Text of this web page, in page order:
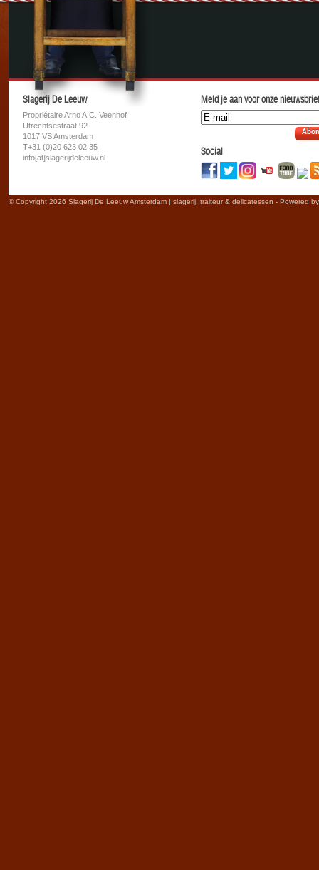
Slagerij De Leeuw
Propriétaire Arno A.C. Veenhof
Utrechtsestraat 92
1017 VS Amsterdam
T+31 (0)20 623 02 35
info[at]slagerijdeleeuw.nl
Meld je aan voor onze
Social
© Copyright 2026 Slagerij De Leeuw Amsterdam | slagerij, traiteur & delicatessen - Powered